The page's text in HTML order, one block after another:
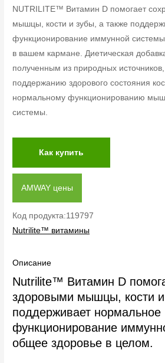
NUTRILITE™ Витамин D помогает
мышцы, кости и зубы, а также
функционирование иммунной
в вашем кармане. Диетическая
полученным из природных источников,
поддержанию здорового состояния
нормальному функционированию
системы.
Как купить
AMWAY цены
Код продукта:119797
Nutrilite™ витамины
Описание
Nutrilite™ Витамин D
здоровыми мышцы, кости
поддерживает нормальное
функционирование
общее здоровье в целом.